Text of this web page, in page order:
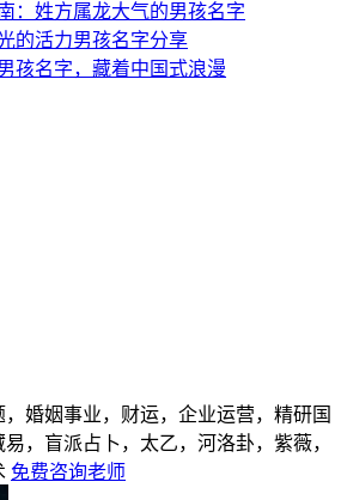
：姓方属龙大气的男孩名字
的活力男孩名字分享
孩名字，藏着中国式浪漫
婚姻事业，财运，企业运营，精研国
，盲派占卜，太乙，河洛卦，紫薇，
免费咨询老师